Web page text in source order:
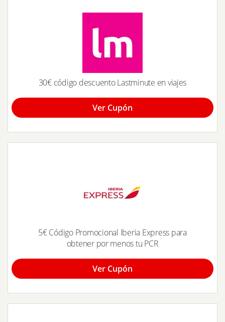
30€ código descuento Lastminute en viajes
Ver Cupón
5€ Código Promocional Iberia Express para
obtener por menos tu PCR
Ver Cupón